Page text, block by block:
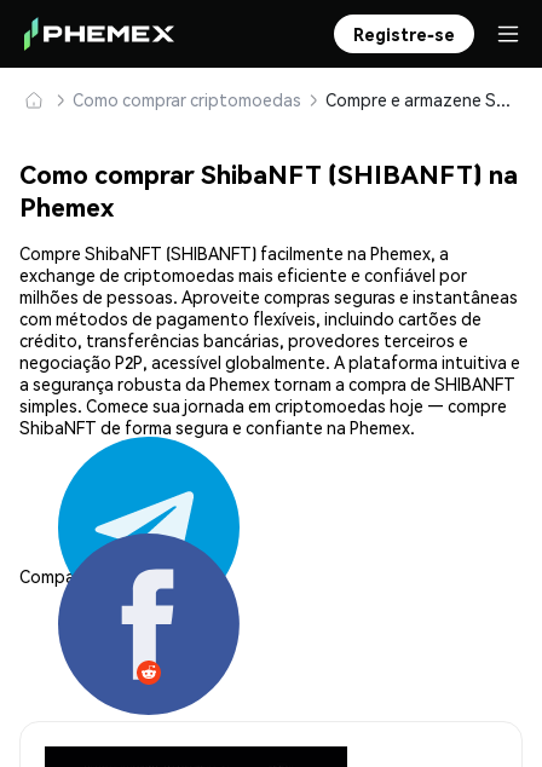
Registre-se
Como comprar criptomoedas Compre e armazene ShibaNFT (SHIBANFT) com segurança
Como comprar ShibaNFT (SHIBANFT) na
Phemex
Compre ShibaNFT (SHIBANFT) facilmente na Phemex, a
exchange de criptomoedas mais eficiente e confiável por
milhões de pessoas. Aproveite compras seguras e instantâneas
com métodos de pagamento flexíveis, incluindo cartões de
crédito, transferências bancárias, provedores terceiros e
negociação P2P, acessível globalmente. A plataforma intuitiva e
a segurança robusta da Phemex tornam a compra de SHIBANFT
simples. Comece sua jornada em criptomoedas hoje — compre
ShibaNFT de forma segura e confiante na Phemex.
Compartilhar: